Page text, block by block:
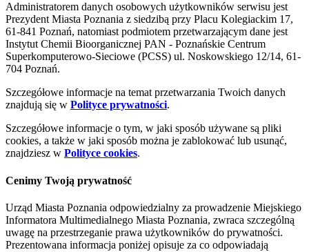
Administratorem danych osobowych użytkowników serwisu jest
Prezydent Miasta Poznania z siedzibą przy Placu Kolegiackim 17,
61-841 Poznań, natomiast podmiotem przetwarzającym dane jest
Instytut Chemii Bioorganicznej PAN - Poznańskie Centrum
Superkomputerowo-Sieciowe (PCSS) ul. Noskowskiego 12/14, 61-
704 Poznań.
Szczegółowe informacje na temat przetwarzania Twoich danych
znajdują się w Polityce prywatności.
Szczegółowe informacje o tym, w jaki sposób używane są pliki
cookies, a także w jaki sposób można je zablokować lub usunąć,
znajdziesz w Polityce cookies.
Cenimy Twoją prywatność
Urząd Miasta Poznania odpowiedzialny za prowadzenie Miejskiego
Informatora Multimedialnego Miasta Poznania, zwraca szczególną
uwagę na przestrzeganie prawa użytkowników do prywatności.
Prezentowana informacja poniżej opisuje za co odpowiadają